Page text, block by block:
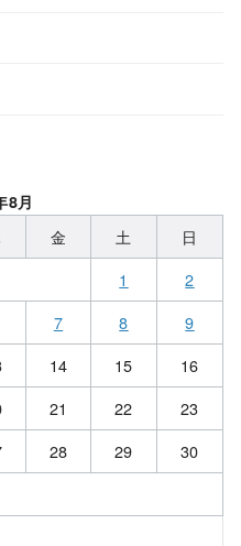
8月
金 土
日
1
2
7 8
9
14 15
16
21 22
23
28 29
30